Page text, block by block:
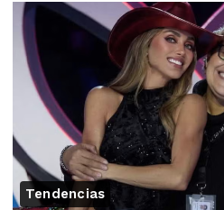
Tendencias